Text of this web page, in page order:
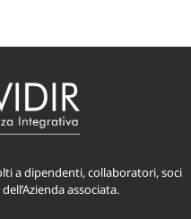
a dipendenti, collaboratori, soci